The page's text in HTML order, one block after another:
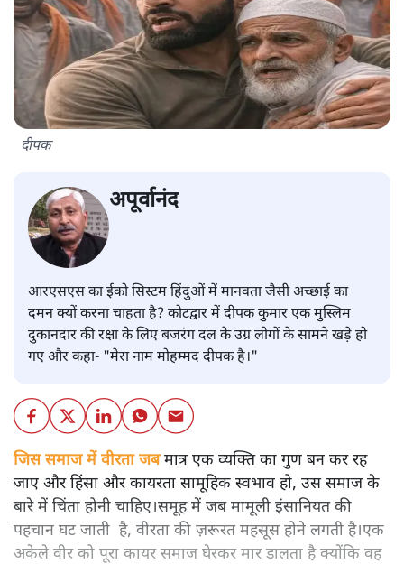
दीपक
अपूर्वानंद
आरएसएस का ईको सिस्टम हिंदुओं में मानवता जैसी अच्छाई का
दमन क्यों करना चाहता है? कोटद्वार में दीपक कुमार एक मुस्लिम
दुकानदार की रक्षा के लिए बजरंग दल के उग्र लोगों के सामने खड़े हो
गए और कहा- "मेरा नाम मोहम्मद दीपक है।"
जिस समाज में वीरता जबमात्र एक व्यक्ति का गुण बन कर रह
जाए और हिंसा और कायरता सामूहिक स्वभाव हो, उस समाज के
बारे में चिंता होनी चाहिए।समूह में जब मामूली इंसानियत की
पहचान घट जाती है, वीरता की ज़रूरत महसूस होने लगती है।एक
अकेले वीर को पूरा कायर समाज घेरकर मार डालता है क्योंकि वह